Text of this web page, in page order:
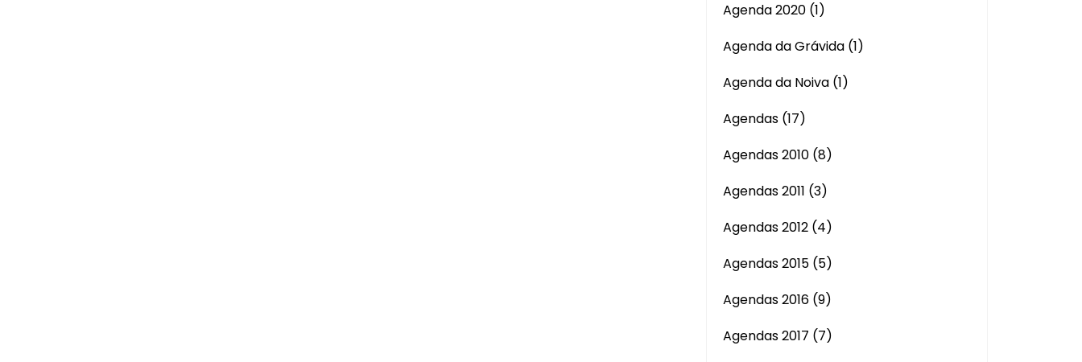
Agenda 2020 (1)
Agenda da Grávida (1)
Agenda da Noiva (1)
Agendas (17)
Agendas 2010 (8)
Agendas 2011 (3)
Agendas 2012 (4)
Agendas 2015 (5)
Agendas 2016 (9)
Agendas 2017 (7)